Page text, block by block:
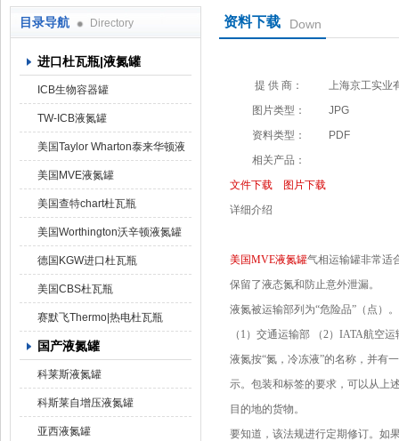
上海京工实业有限公司
目录导航 Directory
进口杜瓦瓶|液氮罐
ICB生物容器罐
TW-ICB液氮罐
美国Taylor Wharton泰来华顿液
氮罐
美国MVE液氮罐
美国查特chart杜瓦瓶
美国Worthington沃辛顿液氮罐
德国KGW进口杜瓦瓶
美国CBS杜瓦瓶
赛默飞Thermo|热电杜瓦瓶
国产液氮罐
科莱斯液氮罐
科斯莱自增压液氮罐
亚西液氮罐
资料下载 Down
提 供 商：
上海京工实业
图片类型：
JPG
资料类型：
PDF
相关产品：
文件下载
图片下载
详细介绍
美国MVE液氮罐气相运输罐非常适
保留了液态氮和防止意外泄漏。
液氮被运输部列为“危险品”（点）
（1）交通运输部
（2）IATA航空
液氮按“氮，冷冻液”的名称，并有
示。包装和标签的要求，可以从上
目的地的货物。
要知道，该法规进行定期修订。 如